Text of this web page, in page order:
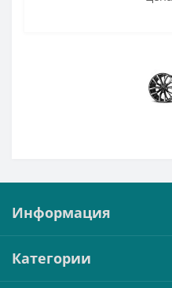
Информация
Категории